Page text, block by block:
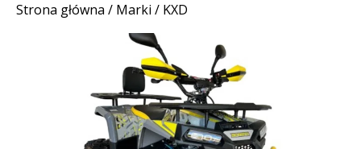
Strona główna / Marki / KXD